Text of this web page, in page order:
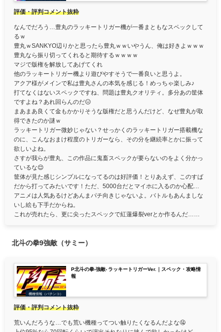
評価・評判コメント抜粋
なんでだろう…豊丸のラッキートリガー機が一番まともなスペックして
るｗ
豊丸ｗSANKYO辺りかと思ったら豊丸ｗｗいやうん、俺は好きよｗｗｗ
豊丸なら振り切ってくれると期待するｗｗｗｗ
マジで版権を解放してあげてくれ
他のラッキートリガー機より遊びやすそうで一番良いと思うよ。
アクア様がメインで私は豊丸さんの本気を感じる！めっちゃ楽しみ♪
打てなくはないスペックですね、問題は豊丸クオリティ。多分あの筐体
ですよね？あれ回らんのだ😑
まあまあ良くて金もかかりそうな版権だと思うんだけど、なぜ豊丸が取
得できたのか謎ｗ
ラッキートリガー微妙じゃない？せっかくのラッキートリガー搭載機な
のに、こんなおまけ程度のトリガーなら、その分を継続率とかに振って
欲しいよね。
さすが我らが豊丸、この作品に鬼畜スペックが要らないのをよく分かっ
ているな😌
筐体が見た感じシンプルになってるのは好評価！とりあえず、このすば
だから打ってみたいです！ただ、5000台だとマイホに入るのか心配…
アニメは人気あるけどあんまパチ向きじゃないよ。バトルもあんましな
いし絵も下手だからね。
これが売れたら、更に尖ったスペックで紅蓮爆裂verとか作るんだ……
北斗の拳9強敵（サミー）
機種情報（パチンコ）
P北斗の拳-強敵- ラッキートリガーVer.｜スペック・攻略情
報
評価・評判コメント抜粋
荒いんだろうな…でも荒い機種ってつい触りたくなるんだよな🤤